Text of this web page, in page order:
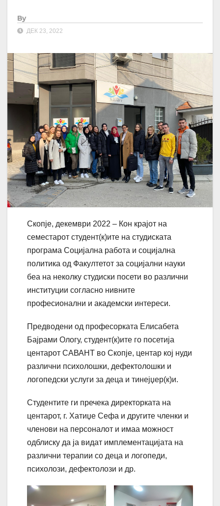
By
ДЕК 23, 2022
Скопје, декември 2022 – Кон крајот на
семестарот студент(к)ите на студиската
програма Социјална работа и социјална
политика од Факултетот за социјални науки
беа на неколку студиски посети во различни
институции согласно нивните
професионални и академски интереси.
Предводени од професорката Елисабета
Бајрами Ологу, студент(к)ите го посетија
центарот САВАНТ во Скопје, центар кој нуди
различни психолошки, дефектолошки и
логопедски услуги за деца и тинејџер(к)и.
Студентите ги пречека директорката на
центарот, г. Хатиџе Сефа и другите членки и
членови на персоналот и имаа можност
одблиску да ја видат имплементацијата на
различни терапии со деца и логопеди,
психолози, дефектолози и др.